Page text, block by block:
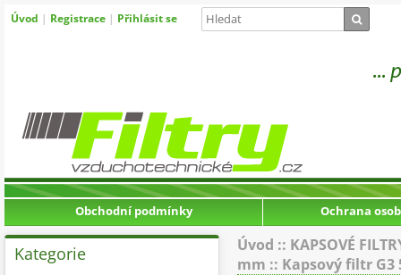
Úvod | Registrace | Přihlásit se
Obchodní podmínky Ochrana
Úvod :: KAPSOVÉ
mm :: Kapsový filtr G3
Kategorie